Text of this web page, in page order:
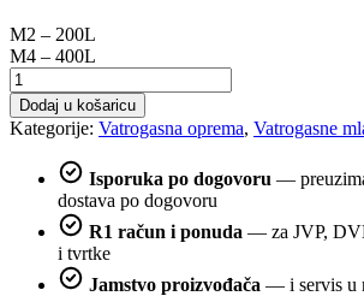
M2 – 200L
M4 – 400L
Mlaznice
za
srednje
tešku
količina
Dodaj u košaricu
Kategorije: Vatrogasna oprema, Vatrogasne
Isporuka po dogovoru —
dostava po dogovoru
R1 račun i ponuda — za JVP,
i tvrtke
Jamstvo proizvođača — i servis u